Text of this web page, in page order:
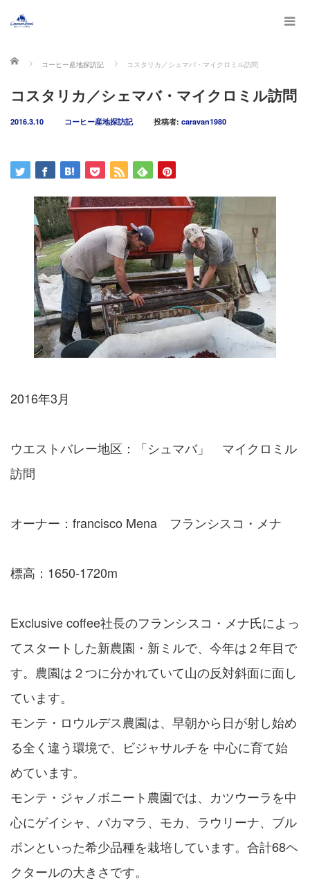
ホーム コーヒー産地探訪記 コスタリカ／シェマバ・マイクロミル訪問
コスタリカ／シェマバ・マイクロミル訪問
2016.3.10 コーヒー産地探訪記 投稿者: caravan1980
2016年3月
ウエストバレー地区：「シュマバ」 マイクロミル
訪問
オーナー：francisco Mena フランシスコ・メナ
標高：1650-1720m
Exclusive coffee社長のフランシスコ・メナ氏によっ
てスタートした新農園・新ミルで、今年は２年目で
す。農園は２つに分かれていて山の反対斜面に面し
ています。
モンテ・ロウルデス農園は、早朝から日が射し始め
る全く違う環境で、ビジャサルチを 中心に育て始
めています。
モンテ・ジャノボニート農園では、カツウーラを中
心にゲイシャ、パカマラ、モカ、ラウリーナ、ブル
ボンといった希少品種を栽培しています。合計68ヘ
クタールの大きさです。